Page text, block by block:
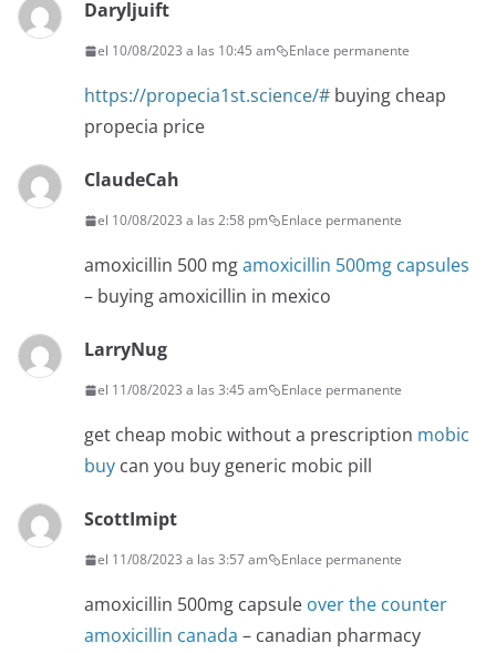
Daryljuift
el 10/08/2023 a las 10:45 am Enlace permanente
https://propecia1st.science/# buying cheap
propecia price
ClaudeCah
el 10/08/2023 a las 2:58 pm Enlace permanente
amoxicillin 500 mgamoxicillin 500mg capsules
– buying amoxicillin in mexico
LarryNug
el 11/08/2023 a las 3:45 am Enlace permanente
get cheap mobic without a prescription mobic
buy can you buy generic mobic pill
ScottImipt
el 11/08/2023 a las 3:57 am Enlace permanente
amoxicillin 500mg capsule over the counter
amoxicillin canada – canadian pharmacy